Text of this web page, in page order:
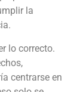
la
lo correcto.
centrarse en